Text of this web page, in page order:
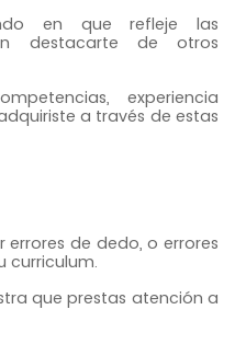
en que refleje las
destacarte de otros
experiencia
a través de estas
errores de dedo, o errores
curriculum.
que prestas atención a